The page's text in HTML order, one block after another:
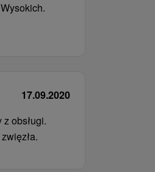
17.09.2020
obsługi.